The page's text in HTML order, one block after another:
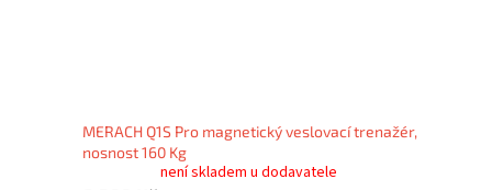
MERACH Q1S Pro magnetický veslovací trenažér,
nosnost 160 Kg
není skladem u dodavatele